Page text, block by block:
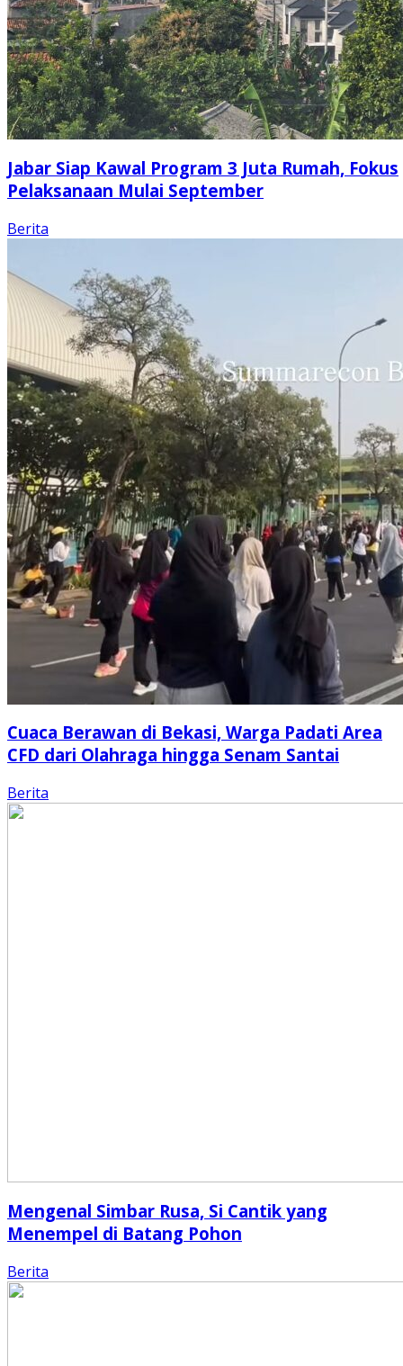
Jabar Siap Kawal Program 3 Juta Rumah, Fokus
Pelaksanaan Mulai September
Berita
Cuaca Berawan di Bekasi, Warga Padati Area
CFD dari Olahraga hingga Senam Santai
Berita
Mengenal Simbar Rusa, Si Cantik yang
Menempel di Batang Pohon
Berita